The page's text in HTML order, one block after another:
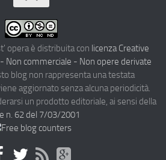
opera è distribuita con licenza Creative
Non commerciale - Non opere derivate
blog non rappresenta una testata
aggiornato senza alcuna periodicità.
un prodotto editoriale, ai sensi della
n. 62 del 7/03/2001